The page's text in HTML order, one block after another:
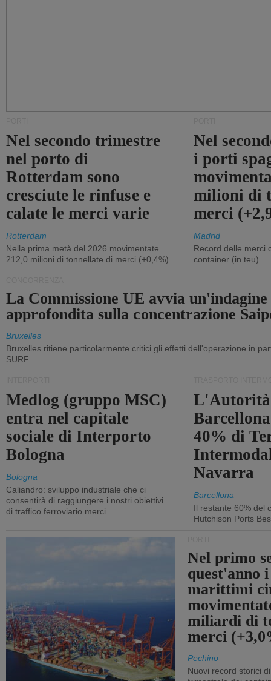
Nel secondo trimestre
nel porto di
Rotterdam sono
cresciute le rinfuse e
calate le merci varie
Rotterdam
Nella prima metà del 2026 movimentate
212,0 milioni di tonnellate di merci (+0,4%)
Nel
i porti
milioni di
merci
Madrid
Record delle merci
container (in teu)
La Commissione UE avvia un'indagine
approfondita sulla concentrazione
Bruxelles
Bruxelles ritiene particolarmente critici gli effetti dell'operazione in
SURF
Medlog (gruppo MSC)
entra nel capitale
sociale di Interporto
Bologna
Bologna
Caliandro: sviluppo industriale che ci
consentirà di raggiungere i nostri obiettivi
di traffico ferroviario merci
40% di
Navarra
Barcellona
Il restante 60% del
Hutchison Ports
Nel primo
quest'anno
marittimi
miliardi di
merci
Pechino
Nuovi record storici